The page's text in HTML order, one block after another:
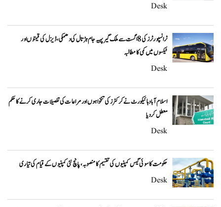
Desk
ٹرانسپورٹرز کی 8 اگست سے ملک گیر پہیہ جام ہڑتال کی دھمکی، ڈیزل کی قیمتوں اور
ٹیکسوں میں کمی کا مطالبہ
Desk
اسلام آباد ہائیکورٹ نے کرکٹرز کی تنخواہوں اور مراعات کی تفصیلات جاری کرنے کا حکم
معطل کر دیا
Desk
حکومت کا سوئی گیس کمپنیوں کی تقسیم کا منصوبہ، پانچ نئی کمپنیوں کے قیام کی تیاری
Desk